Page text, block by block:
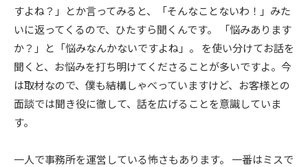
すよね？」とか言ってみると、「そんなことないわ！」みた
いに返ってくるので、ひたすら聞くんです。 「悩みあります
か？」と「悩みなんかないですよね」。 を使い分けてお話を
聞くと、お悩みを打ち明けてくださることが多いですよ。今
は取材なので、僕も結構しゃべっていますけど、お客様との
面談では聞き役に徹して、話を広げることを意識していま
す。
一人で事務所を運営している怖さもあります。 一番はミスで